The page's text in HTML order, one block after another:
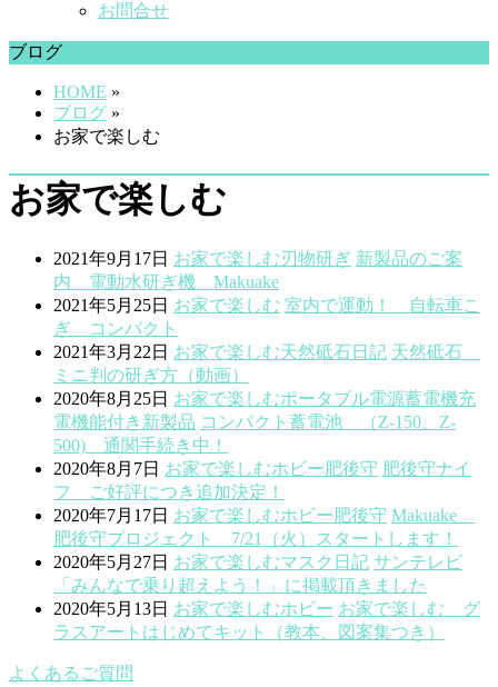
お問合せ
ブログ
HOME »
ブログ »
お家で楽しむ
お家で楽しむ
2021年9月17日 お家で楽しむ刃物研ぎ 新製品のご案
内 電動水研ぎ機 Makuake
2021年5月25日 お家で楽しむ 室内で運動！ 自転車こ
ぎ コンパクト
2021年3月22日 お家で楽しむ天然砥石日記 天然砥石
ミニ判の研ぎ方（動画）
2020年8月25日 お家で楽しむポータブル電源蓄電機充
電機能付き 新製品 コンパクト蓄電池 （Z-150、Z-
500) 通関手続き中！
2020年8月7日 お家で楽しむホビー 肥後守 肥後守ナイ
フ ご好評につき追加決定！
2020年7月17日 お家で楽しむホビー 肥後守 Makuake
肥後守プロジェクト 7/21（火）スタートします！
2020年5月27日 お家で楽しむマスク 日記 サンテレビ
「みんなで乗り超えよう！」に掲載頂きました
2020年5月13日 お家で楽しむホビー お家で楽しむ グ
ラスアートはじめてキット（教本、図案集つき）
よくあるご質問